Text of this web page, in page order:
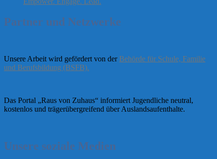
Partner und Netzwerke
Unsere Arbeit wird gefördert von der Behörde für Schule, Familie
und Berufsbildung (BSFB).
Das Portal „Raus von Zuhaus“ informiert Jugendliche neutral,
kostenlos und trägerübergreifend über Auslandsaufenthalte.
Unsere soziale Medien